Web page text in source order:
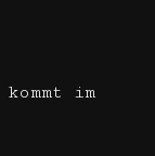
im